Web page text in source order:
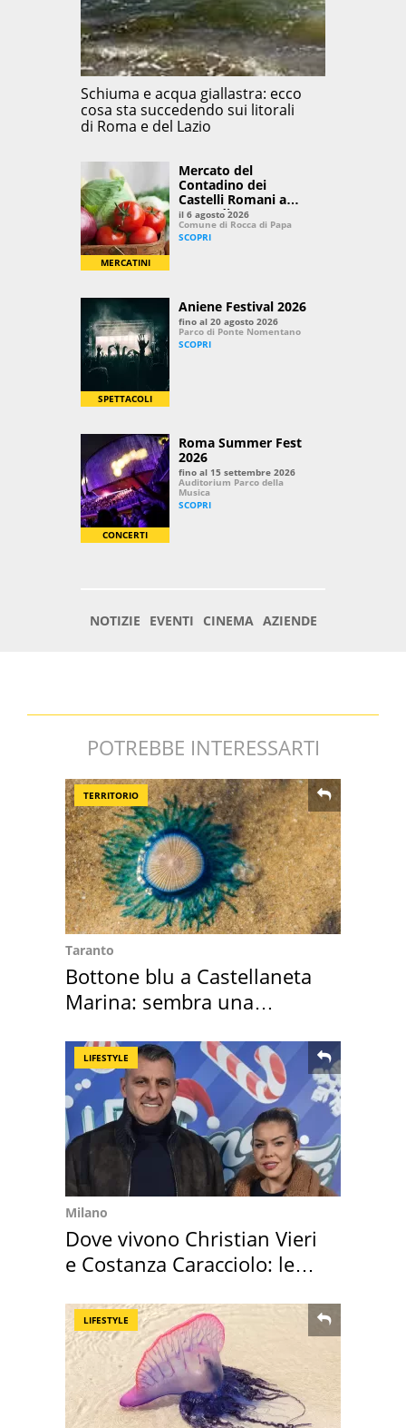
POTREBBE INTERESSARTI
TERRITORIO
Taranto
Bottone blu a Castellaneta
Marina: sembra una
LIFESTYLE
Milano
Dove vivono Christian Vieri
e Costanza Caracciolo: le
LIFESTYLE